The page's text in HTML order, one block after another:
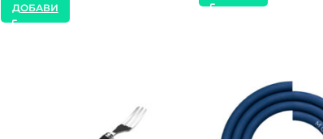
ДОБАВИ ДОБАВИ